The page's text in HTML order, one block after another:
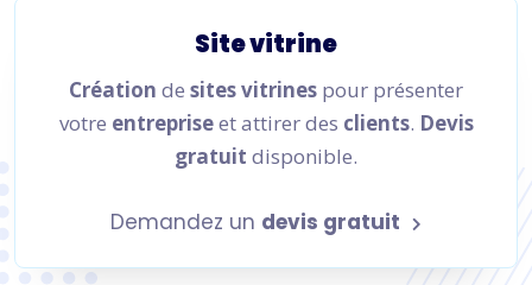
Site vitrine
Création de sites vitrines pour présenter
votre entrepriseet attirer des clients. Devis
gratuit disponible.
Demandez un devis gratuit